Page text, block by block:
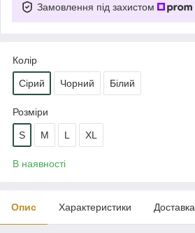
Замовлення під захистом
Колір
Сірий Чорний Білий
Розміри
S M L XL
В наявності
Опис Характеристики Доставка